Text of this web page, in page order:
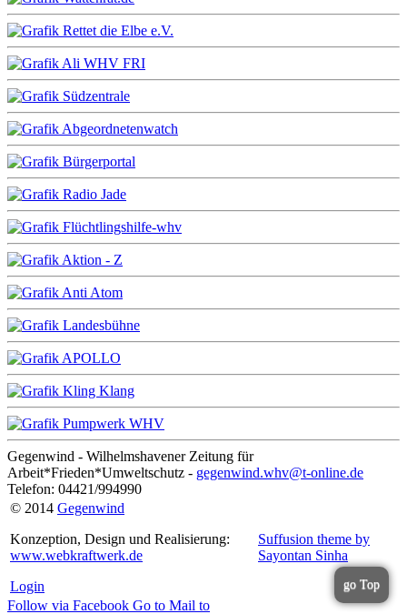
Gegenwind - Wilhelmshavener Zeitung für
Arbeit*Frieden*Umweltschutz - gegenwind.whv@t-online.de
Telefon: 04421/994990
© 2014 Gegenwind
Konzeption, Design und Realisierung:
www.webkraftwerk.de
Login
Suffusion theme by
Sayontan Sinha
Follow via Facebook Go to Mail to
go Top